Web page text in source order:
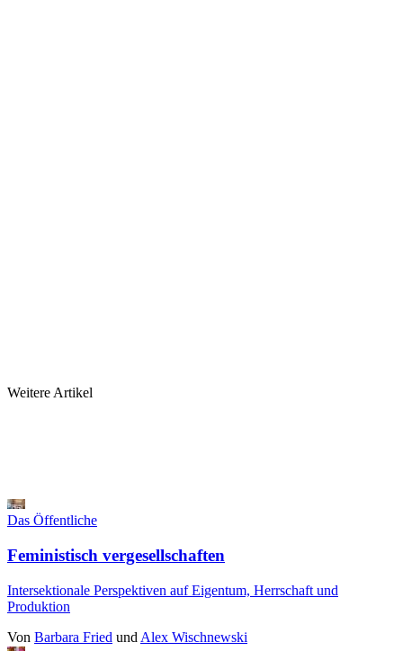
Weitere Artikel
Das Öffentliche
Feministisch vergesellschaften
Intersektionale Perspektiven auf Eigentum, Herrschaft und
Produktion
Von Barbara Fried und Alex Wischnewski